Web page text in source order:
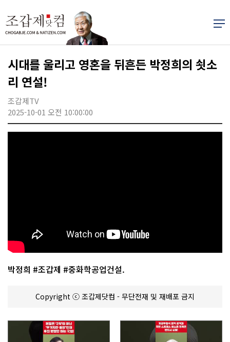
시대를 울리고 영혼을 뒤흔든 박정희의 쇳소
리 연설!
조갑제TV
2025-10-01 오전 10:00:00
박정희 #조갑제 #중화학공업건설.
Copyright ⓒ 조갑제닷컴 - 무단전재 및 재배포 금지